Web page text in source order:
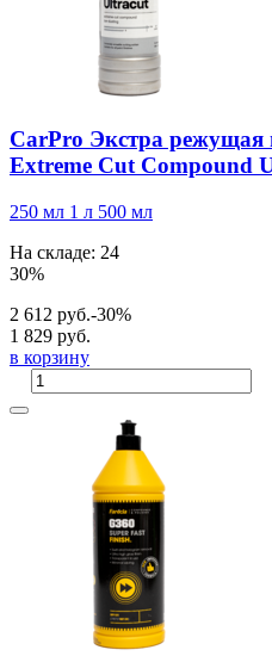
CarPro Экстра режущая
Extreme Cut Compound
250 мл 1 л 500 мл
На складе: 24
30%
2 612 руб.-30%
1 829 руб.
в корзину